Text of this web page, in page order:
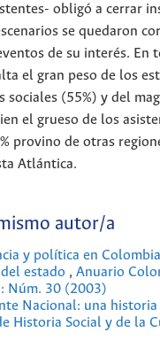
obligó a cerrar
se quedaron
de su interés. En
el gran peso de los
sociales (55%) y del
el grueso de los
provino de otras
Atlántica.
autor/a
y política en
estado , Anuario
Núm. 30 (2003)
Nacional: una
Historia Social y de la